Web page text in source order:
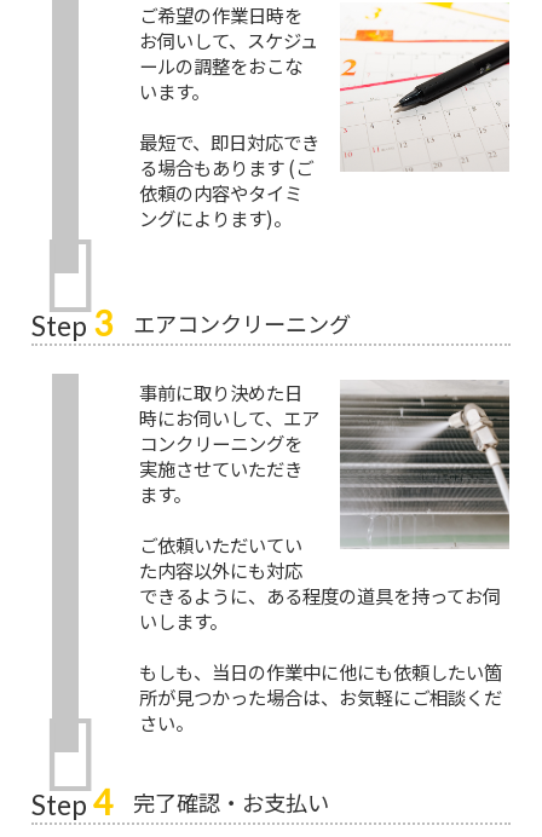
ご希望の作業日時を
お伺いして、スケジュ
ールの調整をおこな
います。
最短で、即日対応でき
る場合もあります (ご
依頼の内容やタイミ
ングによります)。
Step 3 エアコンクリーニング
事前に取り決めた日
時にお伺いして、エア
コンクリーニングを
実施させていただき
ます。
ご依頼いただいてい
た内容以外にも対応
できるように、ある程度の道具を持ってお伺
いします。
もしも、当日の作業中に他にも依頼したい箇
所が見つかった場合は、お気軽にご相談くだ
さい。
Step 4 完了確認・お支払い